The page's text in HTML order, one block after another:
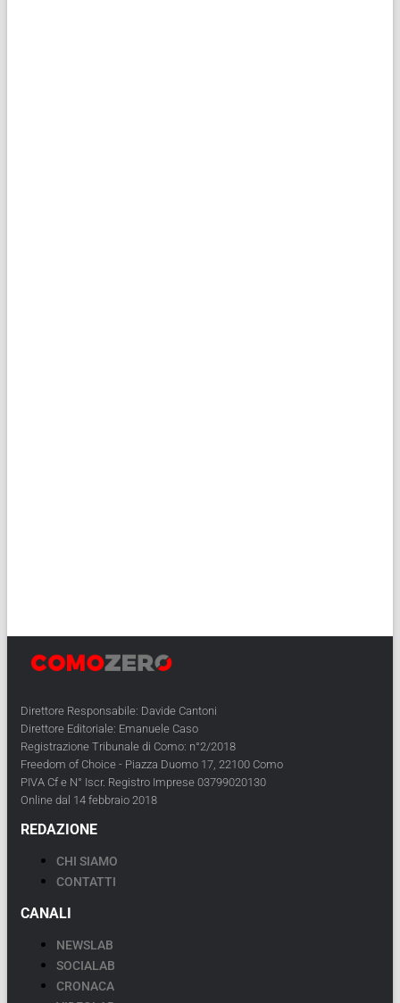
Direttore Responsabile: Davide Cantoni
Direttore Editoriale: Emanuele Caso
Registrazione Tribunale di Como: n°2/2018
Freedom of Choice - Piazza Duomo 17, 22100 Como
PIVA Cf e N° Iscr. Registro Imprese 03799020130
Online dal 14 febbraio 2018
REDAZIONE
CHI SIAMO
CONTATTI
CANALI
NEWSLAB
SOCIALAB
CRONACA